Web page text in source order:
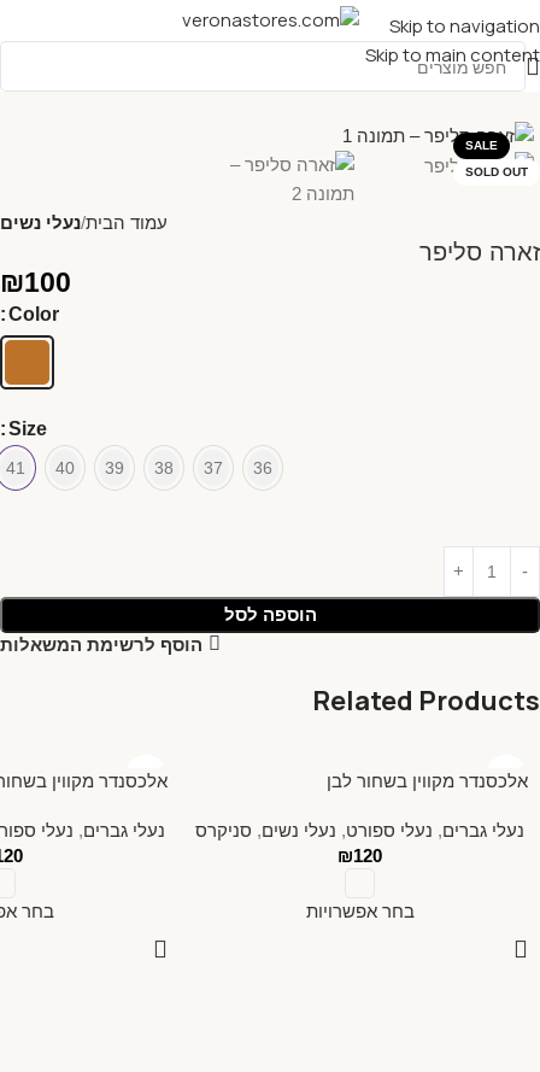
Skip to navigation
Skip to main content
SALE
SOLD OUT
עמוד הבית נעלי נשים
זארה סליפר
₪100
Color
Size
36
37
38
39
40
41
הוספה לסל
הוסף לרשימת המשאלות
Related Products
אלכסנדר מקווין בשחור לבן
נעלי גברים, נעלי ספורט, נעלי נשים, סניקרס
₪120
בחר אפשרויות
אלכסנדר מקווין
נעלי גברים, נעלי
בחר